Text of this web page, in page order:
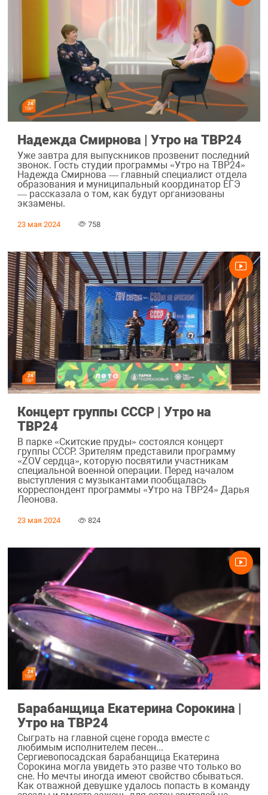
Надежда Смирнова | Утро на ТВР24
Уже завтра для выпускников прозвенит последний
звонок. Гость студии программы «Утро на ТВР24»
Надежда Смирнова — главный специалист отдела
образования и муниципальный координатор ЕГЭ
— рассказала о том, как будут организованы
экзамены.
23 мая 2024 758
Концерт группы СССР | Утро на
ТВР24
В парке «Скитские пруды» состоялся концерт
группы СССР. Зрителям представили программу
«ZOV сердца», которую посвятили участникам
специальной военной операции. Перед началом
выступления с музыкантами пообщалась
корреспондент программы «Утро на ТВР24» Дарья
Леонова.
23 мая 2024 824
Барабанщица Екатерина Сорокина |
Утро на ТВР24
Сыграть на главной сцене города вместе с
любимым исполнителем песен...
Сергиевопосадская барабанщица Екатерина
Сорокина могла увидеть это разве что только во
сне. Но мечты иногда имеют свойство сбываться.
Как отважной девушке удалось попасть в команду